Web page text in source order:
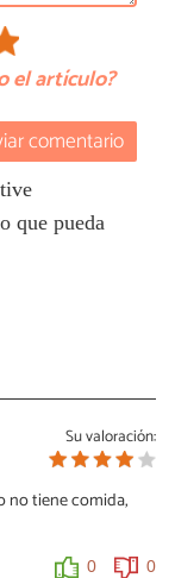
el artículo?
comentario
que pueda
Su valoración:
no tiene comida,
0 0